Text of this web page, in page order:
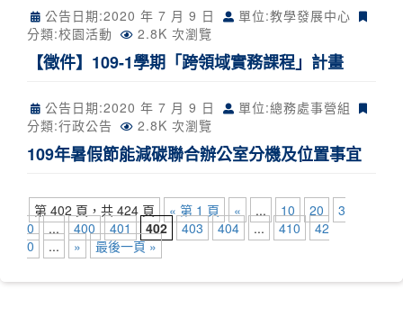
公告日期:2020 年 7 月 9 日
單位:教學發展中心
分類:校園活動 2.8K 次瀏覽
【徵件】109-1學期「跨領域實務課程」計畫
公告日期:2020 年 7 月 9 日
單位:總務處事營組
分類:行政公告 2.8K 次瀏覽
109年暑假節能減碳聯合辦公室分機及位置事宜
第 402 頁，共 424 頁 « 第 1 頁 « ... 10 20
3
0
... 400 401 402 403 404 ... 410
42
0
... » 最後一頁 »